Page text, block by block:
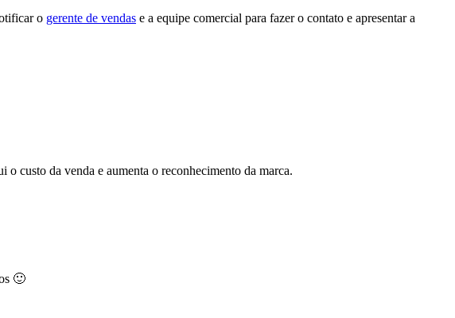
o gerente de vendas e a equipe comercial para fazer o contato e apresentar a
custo da venda e aumenta o reconhecimento da marca.
🙂